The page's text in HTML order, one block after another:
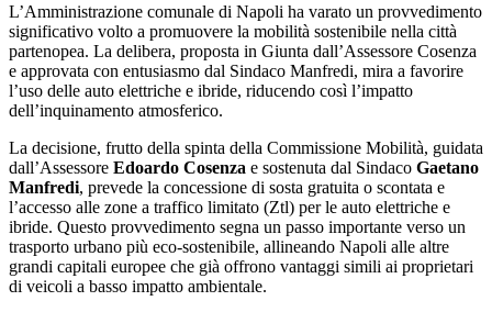
L’Amministrazione comunale di Napoli ha varato un provvedimento
significativo volto a promuovere la mobilità sostenibile nella città
partenopea. La delibera, proposta in Giunta dall’Assessore Cosenza
e approvata con entusiasmo dal Sindaco Manfredi, mira a favorire
l’uso delle auto elettriche e ibride, riducendo così l’impatto
dell’inquinamento atmosferico.
La decisione, frutto della spinta della Commissione Mobilità, guidata
dall’Assessore Edoardo Cosenza e sostenuta dal Sindaco Gaetano
Manfredi, prevede la concessione di sosta gratuita o scontata e
l’accesso alle zone a traffico limitato (Ztl) per le auto elettriche e
ibride. Questo provvedimento segna un passo importante verso un
trasporto urbano più eco-sostenibile, allineando Napoli alle altre
grandi capitali europee che già offrono vantaggi simili ai proprietari
di veicoli a basso impatto ambientale.